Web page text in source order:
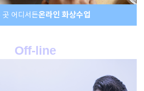
곳 어디서든온라인 화상수업
Off-line